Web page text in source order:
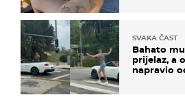
SVAKA ČAST
Bahato
prijelaz, a
napravio